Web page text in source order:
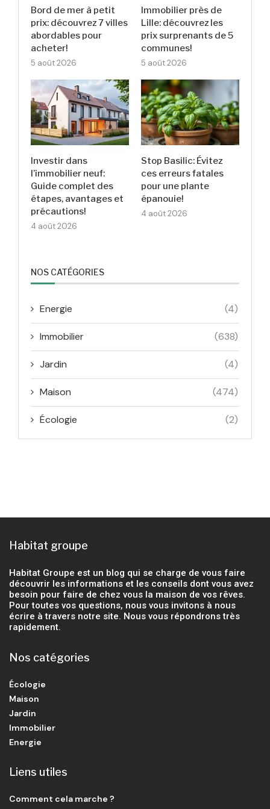
Bord de mer à petit
prix: découvrez 7 villes
abordables pour
acheter!
5 août 2026
Immobilier près de
Lille: découvrez les
prix surprenants de 5
communes!
5 août 2026
Investir dans
l’immobilier neuf:
Guide complet des
étapes, avantages et
précautions!
4 août 2026
Stop Basilic: Évitez
ces erreurs fatales
pour une plante
épanouie!
4 août 2026
NOS CATÉGORIES
Energie (4)
Immobilier (638)
Jardin (4)
Maison (474)
Écologie (2)
Habitat groupe
Habitat Groupe est un blog qui se charge de vous faire
découvrir les informations et les conseils dont vous avez
besoin pour faire de chez vous la maison de vos rêves.
Pour toutes vos questions, nous vous invitons à nous
écrire à travers notre site. Nous vous répondrons très
rapidement.
Nos catégories
Écologie
Maison
Jardin
Immobilier
Energie
Liens utiles
Comment cela marche ?